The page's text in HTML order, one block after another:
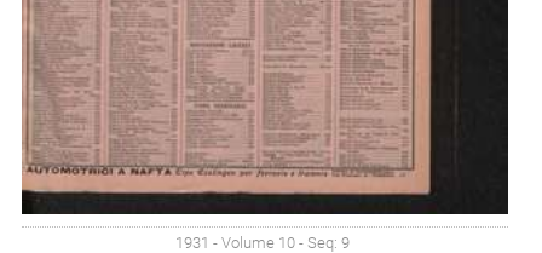
1931 - Volume 10 - Seq: 9